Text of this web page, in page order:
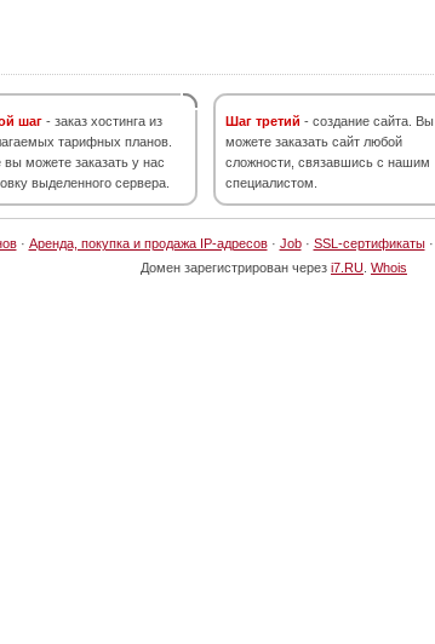
шаг - заказ хостинга из
тарифных планов.
вы можете заказать у нас
выделенного сервера.
Шаг третий - создание сайта. Вы
можете заказать сайт любой
сложности, связавшись с нашим
специалистом.
· Аренда, покупка и продажа IP-адресов· Job· SSL-сертификаты·
Домен зарегистрирован через i7.RU Whois